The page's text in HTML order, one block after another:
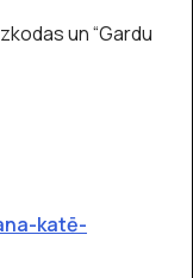
un “Gardu
katē-